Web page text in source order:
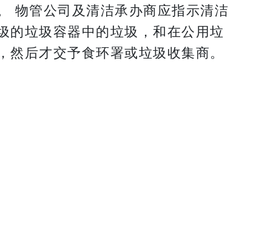
物管公司及清洁承办商应指示清洁
的垃圾容器中的垃圾，和在公用垃
后才交予食环署或垃圾收集商。